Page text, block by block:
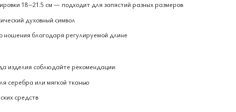
18–21.5 см — подходит для запястий разных размеров
духовный символ
ношения благодаря регулируемой длине
изделия соблюдайте рекомендации:
серебра или мягкой тканью
средств